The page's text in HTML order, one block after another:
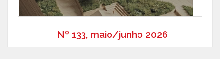
Nº 133, maio/junho 2026